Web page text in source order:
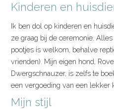
Kinderen en
Ik ben dol op kinderen en
ze graag bij de ceremonie.
pootjes is welkom, behalve
vrienden). Mijn eigen hond,
Dwergschnauzer, is zelfs te
een vergoeding van een lekker
Mijn stijl